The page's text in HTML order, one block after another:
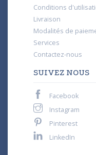
Conditions
Livraison
Modalités de
Services
Contactez-nous
SUIVEZ NOUS
Facebook
Instagram
Pinterest
LinkedIn